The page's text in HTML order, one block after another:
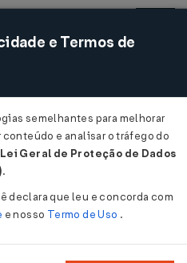
Acessar
RFB Nº 2235
e Termos de
semelhantes para melhorar
e analisar o tráfego do
Lei Geral de Proteção de Dados
.
declara que leu e concorda com
e nosso Termo de Uso .